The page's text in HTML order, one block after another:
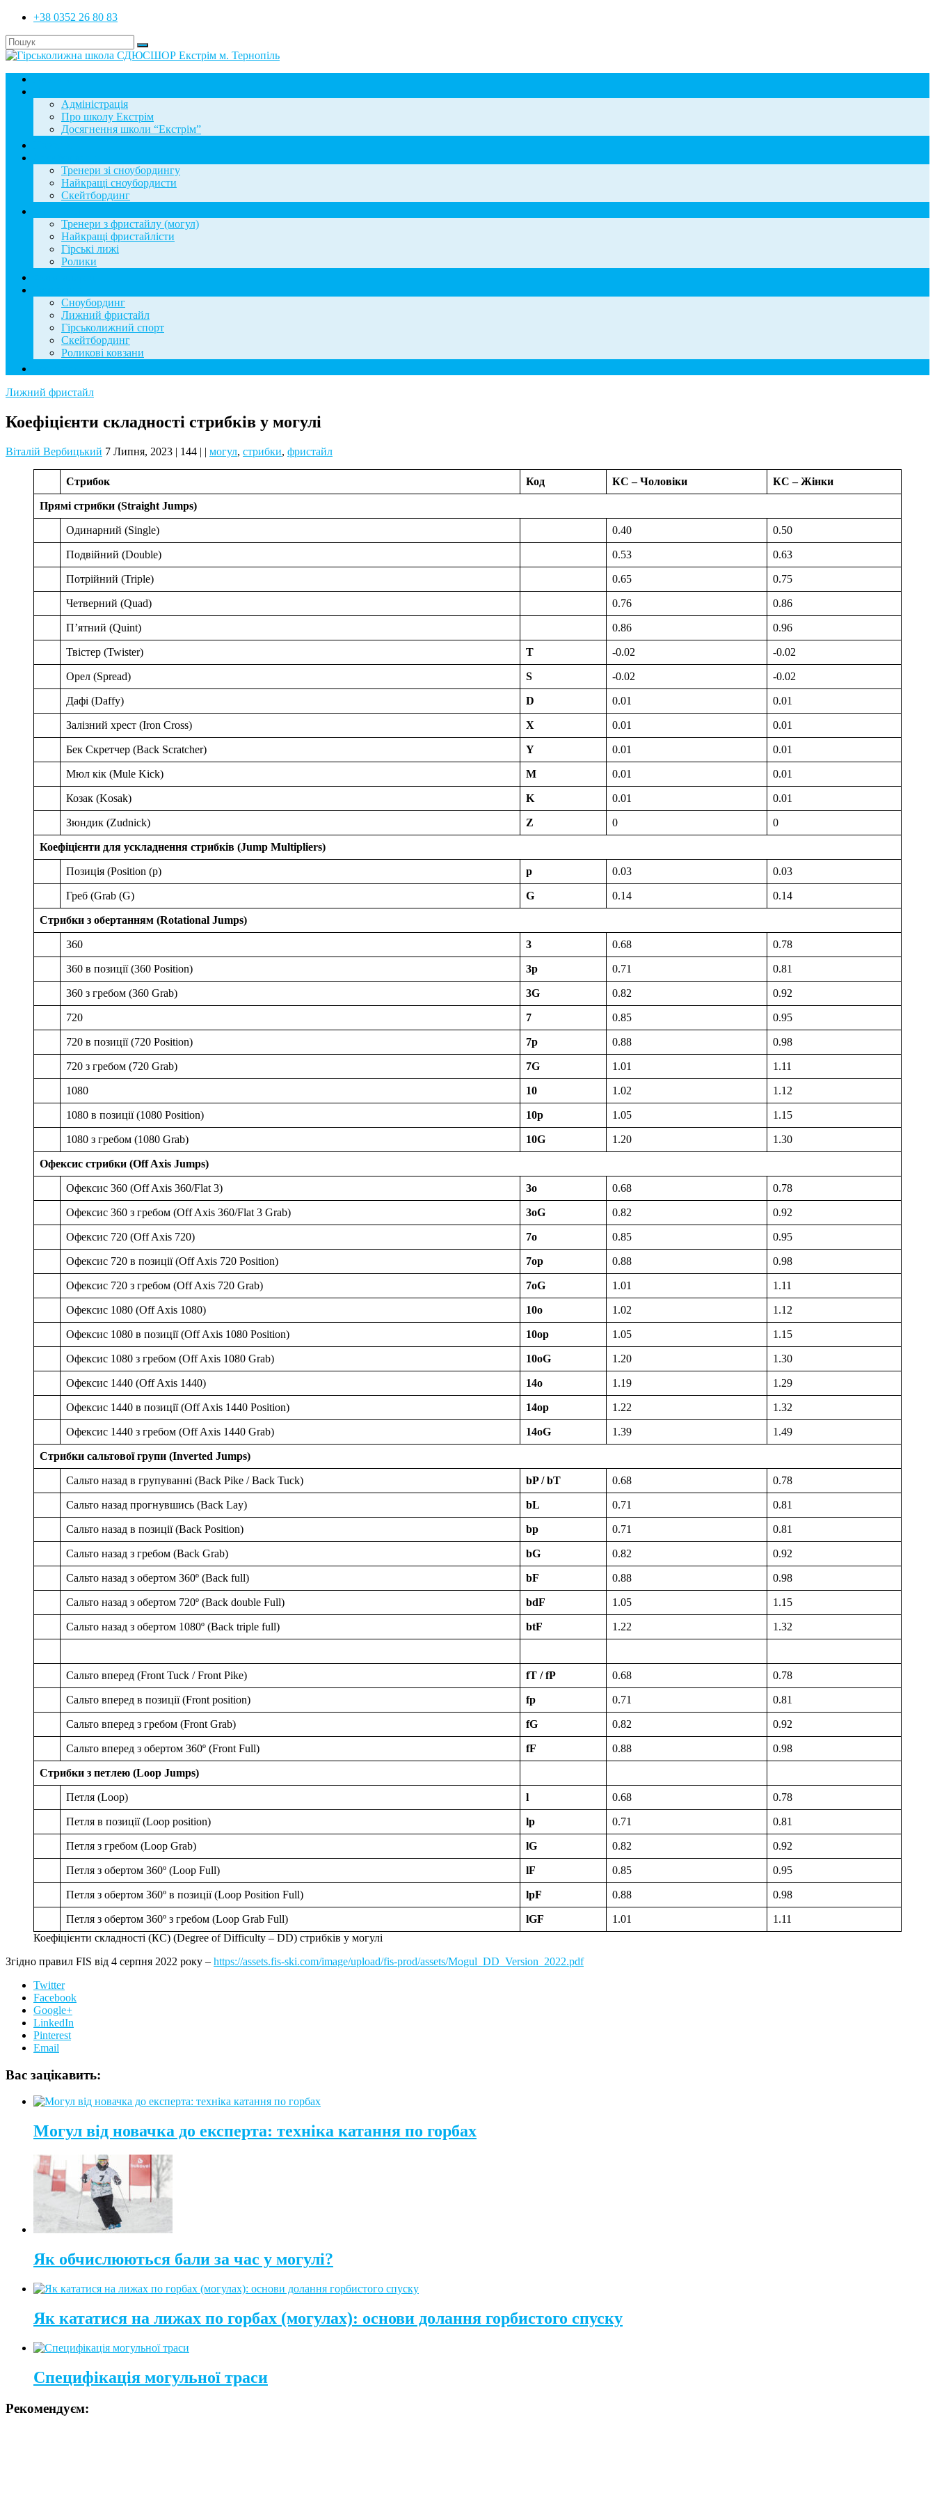
+38 0352 26 80 83
Адміністрація
Про школу Екстрім
Досягнення школи “Екстрім”
Тренери зі сноубордингу
Найкращі сноубордисти
Скейтбординг
Тренери з фристайлу (могул)
Найкращі фристайлісти
Гірські лижі
Ролики
Сноубординг
Лижний фристайл
Гірськолижний спорт
Скейтбординг
Роликові ковзани
Лижний фристайл
Коефіцієнти складності стрибків у могулі
Віталій Вербицький 7 Липня, 2023 | 144 | | могул, стрибки, фристайл
Стрибок Код КС – Чоловіки КС – Жінки
Прямі стрибки (Straight Jumps)
Одинарний (Single) 0.40 0.50
Подвійний (Double) 0.53 0.63
Потрійний (Triple) 0.65 0.75
Четверний (Quad) 0.76 0.86
П’ятний (Quint) 0.86 0.96
Твістер (Twister) T -0.02 -0.02
Орел (Spread) S -0.02 -0.02
Дафі (Daffy) D 0.01 0.01
Залізний хрест (Iron Cross) X 0.01 0.01
Бек Скретчер (Back Scratcher) Y 0.01 0.01
Мюл кік (Mule Kick) M 0.01 0.01
Козак (Kosak) K 0.01 0.01
Зюндик (Zudnick) Z 0 0
Коефіцієнти для ускладнення стрибків (Jump Multipliers)
Позиція (Position (p) p 0.03 0.03
Греб (Grab (G) G 0.14 0.14
Стрибки з обертанням (Rotational Jumps)
360 3 0.68 0.78
360 в позиції (360 Position) 3p 0.71 0.81
360 з гребом (360 Grab) 3G 0.82 0.92
720 7 0.85 0.95
720 в позиції (720 Position) 7p 0.88 0.98
720 з гребом (720 Grab) 7G 1.01 1.11
1080 10 1.02 1.12
1080 в позиції (1080 Position) 10p 1.05 1.15
1080 з гребом (1080 Grab) 10G 1.20 1.30
Офексис стрибки (Off Axis Jumps)
Офексис 360 (Off Axis 360/Flat 3) 3o 0.68 0.78
Офексис 360 з гребом (Off Axis 360/Flat 3 Grab) 3oG 0.82 0.92
Офексис 720 (Off Axis 720) 7o 0.85 0.95
Офексис 720 в позиції (Off Axis 720 Position) 7op 0.88 0.98
Офексис 720 з гребом (Off Axis 720 Grab) 7oG 1.01 1.11
Офексис 1080 (Off Axis 1080) 10o 1.02 1.12
Офексис 1080 в позиції (Off Axis 1080 Position) 10op 1.05 1.15
Офексис 1080 з гребом (Off Axis 1080 Grab) 10oG 1.20 1.30
Офексис 1440 (Off Axis 1440) 14o 1.19 1.29
Офексис 1440 в позиції (Off Axis 1440 Position) 14op 1.22 1.32
Офексис 1440 з гребом (Off Axis 1440 Grab) 14oG 1.39 1.49
Стрибки сальтової групи (Inverted Jumps)
Сальто назад в групуванні (Back Pike / Back Tuck) bP / bT 0.68 0.78
Сальто назад прогнувшись (Back Lay) bL 0.71 0.81
Сальто назад в позиції (Back Position) bp 0.71 0.81
Сальто назад з гребом (Back Grab) bG 0.82 0.92
Сальто назад з обертом 360º (Back full) bF 0.88 0.98
Сальто назад з обертом 720º (Back double Full) bdF 1.05 1.15
Сальто назад з обертом 1080º (Back triple full) btF 1.22 1.32
Сальто вперед (Front Tuck / Front Pike) fT / fP 0.68 0.78
Сальто вперед в позиції (Front position) fp 0.71 0.81
Сальто вперед з гребом (Front Grab) fG 0.82 0.92
Сальто вперед з обертом 360º (Front Full) fF 0.88 0.98
Стрибки з петлею (Loop Jumps)
Петля (Loop) l 0.68 0.78
Петля в позиції (Loop position) lp 0.71 0.81
Петля з гребом (Loop Grab) lG 0.82 0.92
Петля з обертом 360º (Loop Full) lF 0.85 0.95
Петля з обертом 360º в позиції (Loop Position Full) lpF 0.88 0.98
Петля з обертом 360º з гребом (Loop Grab Full) lGF 1.01
1.11
Коефіцієнти складності (КС) (Degree of Difficulty – DD) стрибків у могулі
Згідно правил FIS від 4 серпня 2022 року – https://assets.fis-ski.com/image/upload/fis-prod/assets/Mogul_DD_Version_2022.pdf
Twitter
Facebook
Google+
LinkedIn
Pinterest
Email
Вас зацікавить:
Могул від новачка до експерта: техніка катання по горбах
Як обчислюються бали за час у могулі?
Як кататися на лижах по горбах (могулах): основи долання горбистого спуску
Специфікація могульної траси
Рекомендуєм: